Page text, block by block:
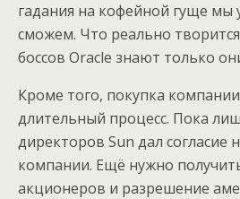
гадания на кофейной гуще мы
сможем. Что реально
боссов Oracle знают только
Кроме того, покупка
длительный процесс. Пока
директоров Sun дал согласие
компании. Ещё нужно
акционеров и разрешение